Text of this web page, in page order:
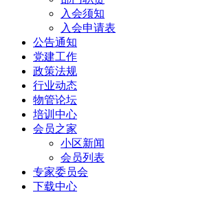
入会须知
入会申请表
公告通知
党建工作
政策法规
行业动态
物管论坛
培训中心
会员之家
小区新闻
会员列表
专家委员会
下载中心